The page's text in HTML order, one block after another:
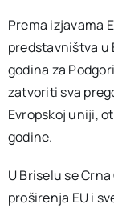
Prema izjavama
predstavništva u
godina za
zatvoriti sva
Evropskoj uniji,
godine.
U Briselu se
proširenja EU i